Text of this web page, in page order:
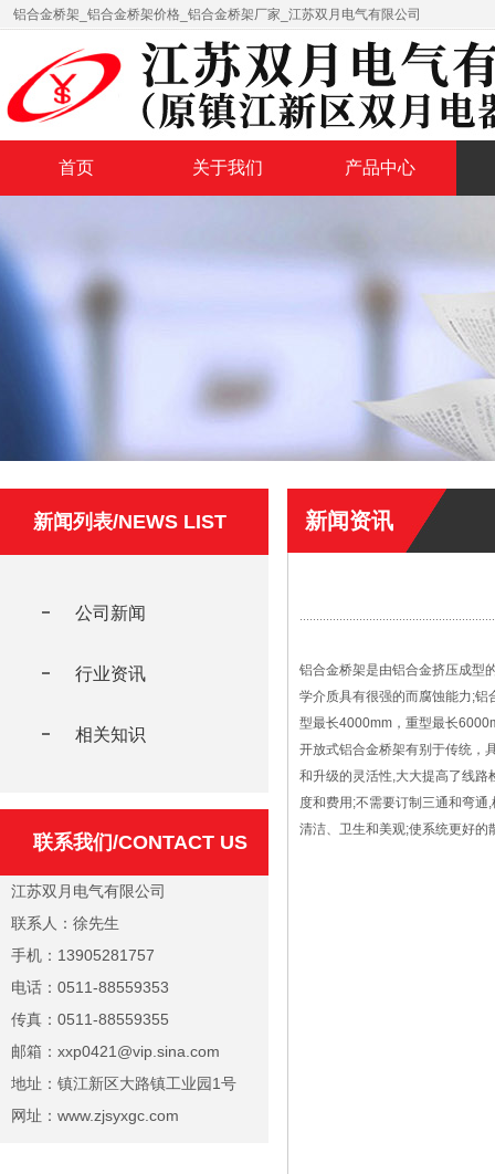
铝合金桥架_铝合金桥架价格_铝合金桥架厂家_江苏双月电气有限公司
首页 关于我们 产品中心
新闻列表/NEWS LIST
公司新闻
行业资讯
相关知识
联系我们/CONTACT US
江苏双月电气有限公司
联系人：徐先生
手机：13905281757
电话：0511-88559353
传真：0511-88559355
邮箱：xxp0421@vip.sina.com
地址：镇江新区大路镇工业园1号
网址：www.zjsyxgc.com
新闻资讯
铝合金桥架是由铝合金挤压成型
学介质具有很强的而腐蚀能力;
型最长4000mm，重型最长
开放式铝合金桥架有别于传统，
和升级的灵活性,大大提高了线
度和费用;不需要订制三通和弯
清洁、卫生和美观;使系统更好